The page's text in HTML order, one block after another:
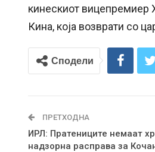
кинескиот вицепремиер
Кина, која возврати со
Сподели
ПРЕТХОДНА
ИРЛ: Пратениците немаат
надзорна расправа за